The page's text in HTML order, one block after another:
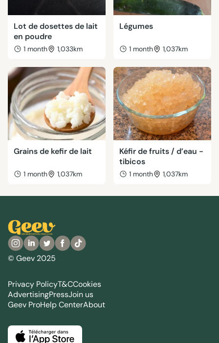
Lot de dosettes de lait
en poudre
1 month 1,033km
Légumes
1 month 1,037km
Grains de kefir de lait
1 month 1,037km
Kéfir de fruits / d’eau -
tibicos
1 month 1,037km
© Geev 2025
Privacy PolicyT&CCookies
AdvertisingPressJoin us
Geev ProHelp CenterAbout